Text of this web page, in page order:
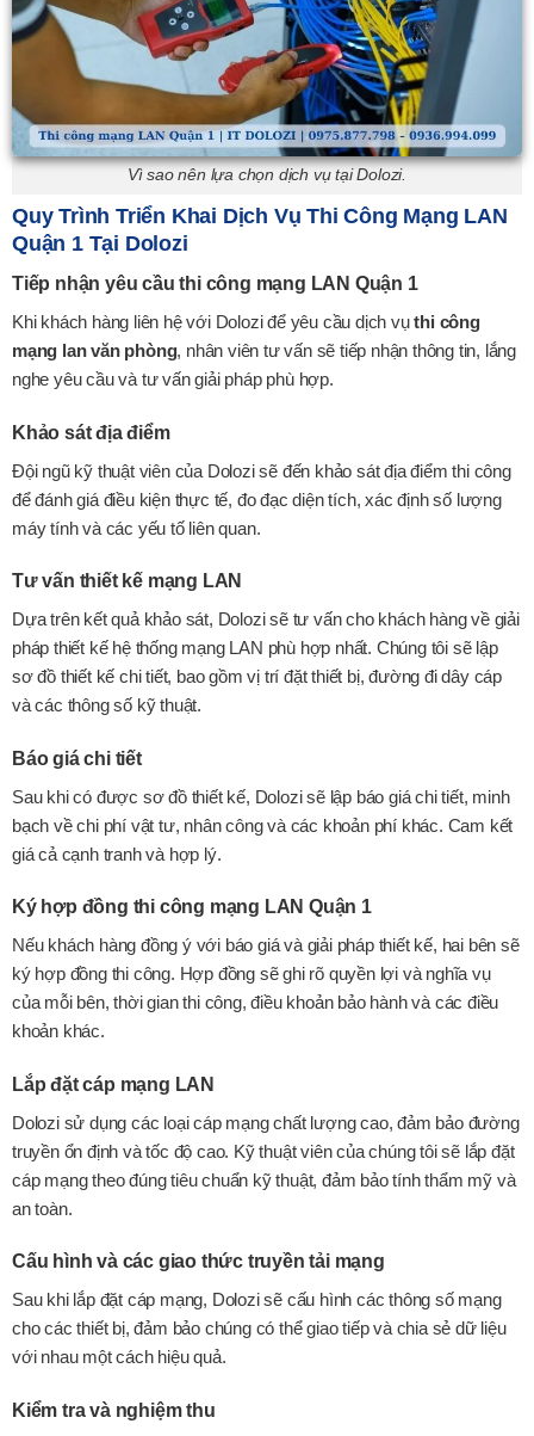
Vì sao nên lựa chọn dịch vụ tại Dolozi.
Quy Trình Triển Khai Dịch Vụ Thi Công Mạng LAN
Quận 1 Tại Dolozi
Tiếp nhận yêu cầu thi công mạng LAN Quận 1
Khi khách hàng liên hệ với Dolozi để yêu cầu dịch vụthi công
mạng lan văn phòng, nhân viên tư vấn sẽ tiếp nhận thông tin, lắng
nghe yêu cầu và tư vấn giải pháp phù hợp.
Khảo sát địa điểm
Đội ngũ kỹ thuật viên của Dolozi sẽ đến khảo sát địa điểm thi công
để đánh giá điều kiện thực tế, đo đạc diện tích, xác định số lượng
máy tính và các yếu tố liên quan.
Tư vấn thiết kế mạng LAN
Dựa trên kết quả khảo sát, Dolozi sẽ tư vấn cho khách hàng về giải
pháp thiết kế hệ thống mạng LAN phù hợp nhất. Chúng tôi sẽ lập
sơ đồ thiết kế chi tiết, bao gồm vị trí đặt thiết bị, đường đi dây cáp
và các thông số kỹ thuật.
Báo giá chi tiết
Sau khi có được sơ đồ thiết kế, Dolozi sẽ lập báo giá chi tiết, minh
bạch về chi phí vật tư, nhân công và các khoản phí khác. Cam kết
giá cả cạnh tranh và hợp lý.
Ký hợp đồng thi công mạng LAN Quận 1
Nếu khách hàng đồng ý với báo giá và giải pháp thiết kế, hai bên sẽ
ký hợp đồng thi công. Hợp đồng sẽ ghi rõ quyền lợi và nghĩa vụ
của mỗi bên, thời gian thi công, điều khoản bảo hành và các điều
khoản khác.
Lắp đặt cáp mạng LAN
Dolozi sử dụng các loại cáp mạng chất lượng cao, đảm bảo đường
truyền ổn định và tốc độ cao. Kỹ thuật viên của chúng tôi sẽ lắp đặt
cáp mạng theo đúng tiêu chuẩn kỹ thuật, đảm bảo tính thẩm mỹ và
an toàn.
Cấu hình và các giao thức truyền tải mạng
Sau khi lắp đặt cáp mạng, Dolozi sẽ cấu hình các thông số mạng
cho các thiết bị, đảm bảo chúng có thể giao tiếp và chia sẻ dữ liệu
với nhau một cách hiệu quả.
Kiểm tra và nghiệm thu